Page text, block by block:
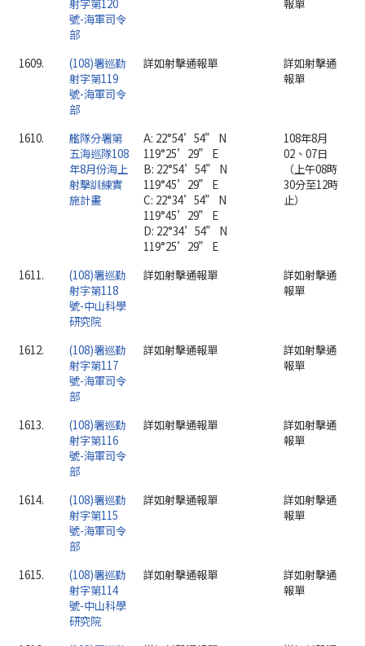
射字第120
號-海軍司令
部
報單
1609.
(108)署巡勤
射字第119
號-海軍司令
部
詳如射擊通報單
詳如射擊通
報單
1610.
艦隊分署第
五海巡隊108
年8月份海上
射擊訓練實
施計畫
A: 22°54’54” N
119°25’29” E
B: 22°54’54” N
119°45’29” E
C: 22°34’54” N
119°45’29” E
D: 22°34’54” N
119°25’29” E
108年8月
02、07日
（上午08時
30分至12時
止）
1611.
(108)署巡勤
射字第118
號-中山科學
研究院
詳如射擊通報單
詳如射擊通
報單
1612.
(108)署巡勤
射字第117
號-海軍司令
部
詳如射擊通報單
詳如射擊通
報單
1613.
(108)署巡勤
射字第116
號-海軍司令
部
詳如射擊通報單
詳如射擊通
報單
1614.
(108)署巡勤
射字第115
號-海軍司令
部
詳如射擊通報單
詳如射擊通
報單
1615.
(108)署巡勤
射字第114
號-中山科學
研究院
詳如射擊通報單
詳如射擊通
報單